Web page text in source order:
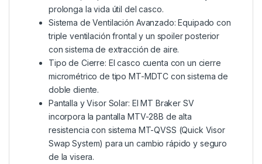
prolonga la vida útil del casco.
Sistema de Ventilación Avanzado: Equipado con
triple ventilación frontal y un spoiler posterior
con sistema de extracción de aire.
Tipo de Cierre: El casco cuenta con un cierre
micrométrico de tipo MT-MDTC con sistema de
doble diente.
Pantalla y Visor Solar: El MT Braker SV
incorpora la pantalla MTV-28B de alta
resistencia con sistema MT-QVSS (Quick Visor
Swap System) para un cambio rápido y seguro
de la visera.